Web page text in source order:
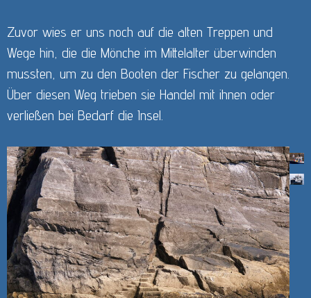
Zuvor wies er uns noch auf die alten Treppen und
Wege hin, die die Mönche im Mittelalter überwinden
mussten, um zu den Booten der Fischer zu gelangen.
Über diesen Weg trieben sie Handel mit ihnen oder
verließen bei Bedarf die Insel.